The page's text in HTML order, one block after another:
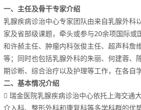
一、主任及骨干专家介绍
乳腺疾病诊治中心专家团队由来自乳腺外科
家及省部级课题，牵头或参与20余项国际
和许赪主任、肿瘤内科张俊主任、超声科詹
等；同时也包括乳腺外科的朱丽、何建蓉、
期诊断、综合治疗以及护理等工作，在各自
二、基本情况介绍
 瑞金医院乳腺疾病诊治中心依托上海交通
介入科、整形外科和康复科等多学科群的优